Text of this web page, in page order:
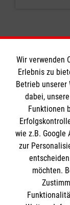
Impressum
Kontakt
Die
Malteser
Wir verwenden
Erlebnis zu
Betrieb
dabei,
Funktionen
wie z.B. Google
zur
möchten.